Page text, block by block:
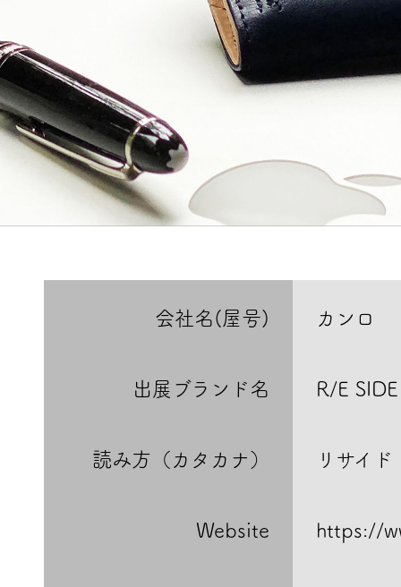
会社名(屋号) カンロ
出展ブランド名 R/E SIDE
読み方（カタカナ） リサイド
Website https://